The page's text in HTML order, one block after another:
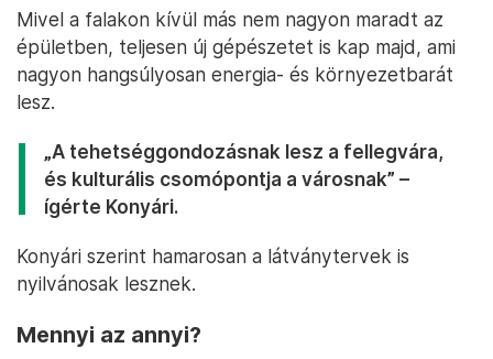
Mivel a falakon kívül más nem nagyon maradt az
épületben, teljesen új gépészetet is kap majd, ami
nagyon hangsúlyosan energia- és környezetbarát
lesz.
„A tehetséggondozásnak lesz a fellegvára,
és kulturális csomópontja a városnak” –
ígérte Konyári.
Konyári szerint hamarosan a látványtervek is
nyilvánosak lesznek.
Mennyi az annyi?